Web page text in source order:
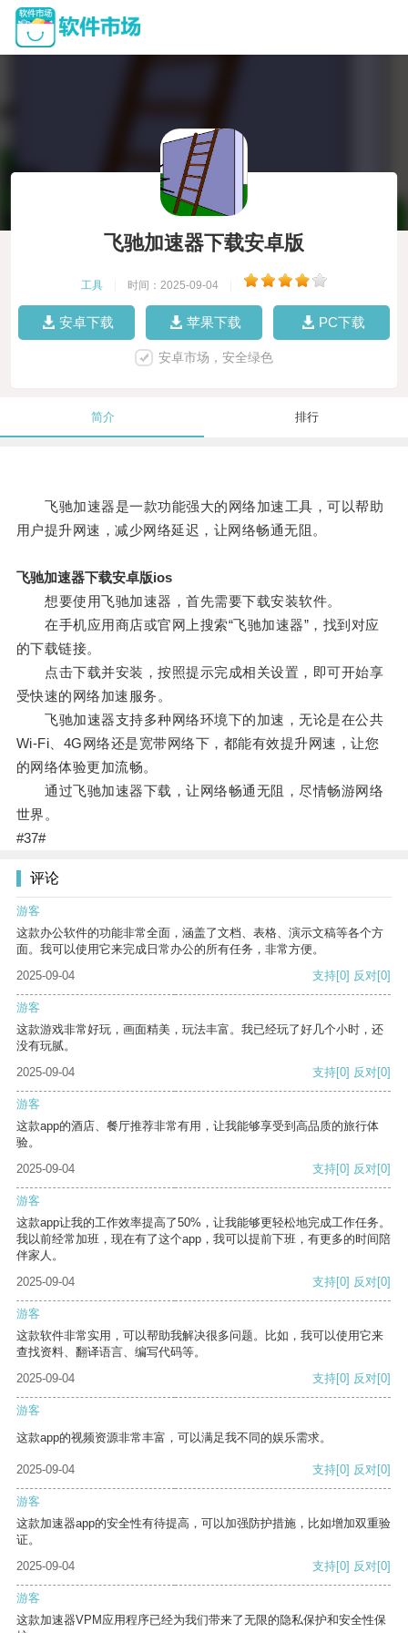
飞驰加速器下载安卓版
工具 时间：2025-09-04
安卓下载 苹果下载 PC下载
安卓市场，安全绿色
简介 排行
飞驰加速器是一款功能强大的网络加速工具，可以帮助
用户提升网速，减少网络延迟，让网络畅通无阻。
飞驰加速器下载安卓版ios
想要使用飞驰加速器，首先需要下载安装软件。
在手机应用商店或官网上搜索“飞驰加速器”，找到对应
的下载链接。
点击下载并安装，按照提示完成相关设置，即可开始享
受快速的网络加速服务。
飞驰加速器支持多种网络环境下的加速，无论是在公共
Wi-Fi、4G网络还是宽带网络下，都能有效提升网速，让您
的网络体验更加流畅。
通过飞驰加速器下载，让网络畅通无阻，尽情畅游网络
世界。
#37#
评论
游客
这款办公软件的功能非常全面，涵盖了文档、表格、演示文稿等各个方
面。我可以使用它来完成日常办公的所有任务，非常方便。
2025-09-04
支持[0] 反对[0]
游客
这款游戏非常好玩，画面精美，玩法丰富。我已经玩了好几个小时，还
没有玩腻。
2025-09-04
支持[0] 反对[0]
游客
这款app的酒店、餐厅推荐非常有用，让我能够享受到高品质的旅行体
验。
2025-09-04
支持[0] 反对[0]
游客
这款app让我的工作效率提高了50%，让我能够更轻松地完成工作任务。
我以前经常加班，现在有了这个app，我可以提前下班，有更多的时间陪
伴家人。
2025-09-04
支持[0] 反对[0]
游客
这款软件非常实用，可以帮助我解决很多问题。比如，我可以使用它来
查找资料、翻译语言、编写代码等。
2025-09-04
支持[0] 反对[0]
游客
这款app的视频资源非常丰富，可以满足我不同的娱乐需求。
2025-09-04 支持[0] 反对[0]
游客
这款加速器app的安全性有待提高，可以加强防护措施，比如增加双重验
证。
2025-09-04
支持[0] 反对[0]
游客
这款加速器VPM应用程序已经为我们带来了无限的隐私保护和安全性保